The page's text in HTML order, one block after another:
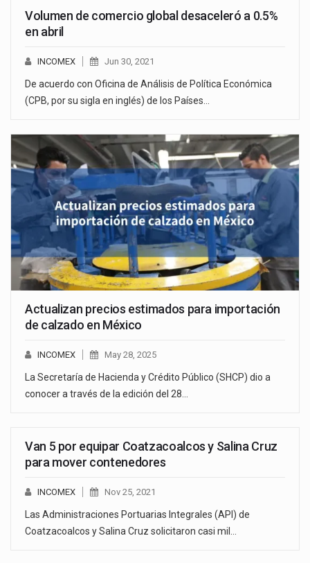
Volumen de comercio global desaceleró a 0.5%
en abril
INCOMEX Jun 30, 2021
De acuerdo con Oficina de Análisis de Política Económica
(CPB, por su sigla en inglés) de los Países…
Actualizan precios estimados para importación
de calzado en México
INCOMEX May 28, 2025
La Secretaría de Hacienda y Crédito Público (SHCP) dio a
conocer a través de la edición del 28…
Van 5 por equipar Coatzacoalcos y Salina Cruz
para mover contenedores
INCOMEX Nov 25, 2021
Las Administraciones Portuarias Integrales (API) de
Coatzacoalcos y Salina Cruz solicitaron casi mil…